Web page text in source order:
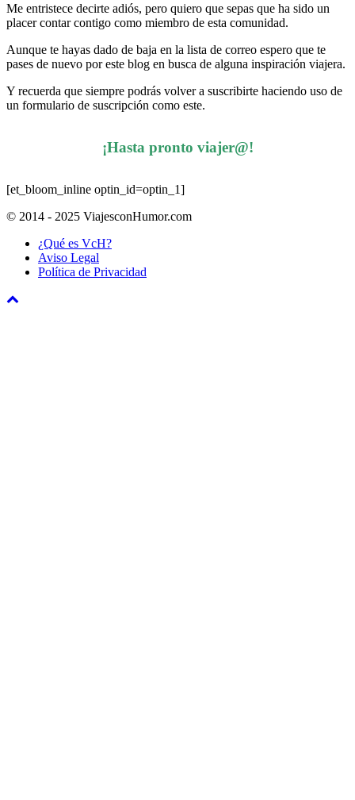
Me entristece decirte adiós, pero quiero que sepas que ha sido un
placer contar contigo como miembro de esta comunidad.
Aunque te hayas dado de baja en la lista de correo espero que te
pases de nuevo por este blog en busca de alguna inspiración viajera.
Y recuerda que siempre podrás volver a suscribirte haciendo uso de
un formulario de suscripción como este.
¡Hasta pronto viajer@!
[et_bloom_inline optin_id=optin_1]
© 2014 - 2025 ViajesconHumor.com
¿Qué es VcH?
Aviso Legal
Política de Privacidad